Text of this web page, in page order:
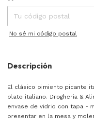
No sé mi código postal
Descripción
El clásico pimiento picante
plato italiano. Drogheria &
envase de vidrio con tapa -
presentar en la mesa y